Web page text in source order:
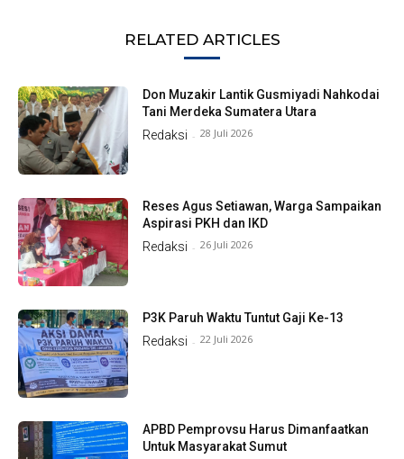
RELATED ARTICLES
Don Muzakir Lantik Gusmiyadi Nahkodai
Tani Merdeka Sumatera Utara
Redaksi - 28 Juli 2026
Reses Agus Setiawan, Warga Sampaikan
Aspirasi PKH dan IKD
Redaksi - 26 Juli 2026
P3K Paruh Waktu Tuntut Gaji Ke-13
Redaksi - 22 Juli 2026
APBD Pemprovsu Harus Dimanfaatkan
Untuk Masyarakat Sumut